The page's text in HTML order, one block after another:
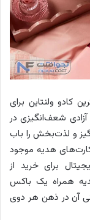
کادو ولنتاین برای
شعف‌انگیزی در
و لذت‌بخش را باب
هدیه موجود
برای خرید از
همراه یک باکس
آن در ذهن هر دوی